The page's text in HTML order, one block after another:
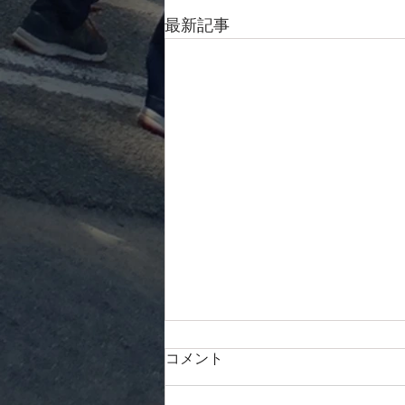
最新記事
令和5年度 第42回関東高等学
コメント